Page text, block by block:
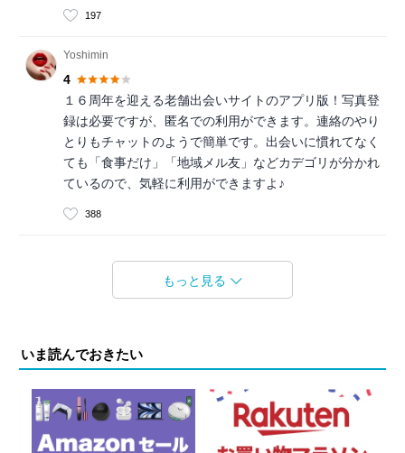
197
Yoshimin
4
１６周年を迎える老舗出会いサイトのアプリ版！写真登
録は必要ですが、匿名での利用ができます。連絡のやり
とりもチャットのようで簡単です。出会いに慣れてなく
ても「食事だけ」「地域メル友」などカデゴリが分かれ
ているので、気軽に利用ができますよ♪
388
もっと見る
いま読んでおきたい